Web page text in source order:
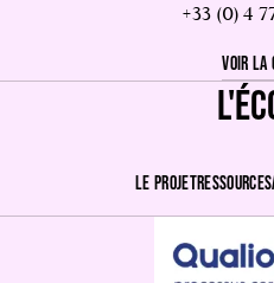
+33 (0) 4
VOIR LA
LE PROJETRESSOURCES